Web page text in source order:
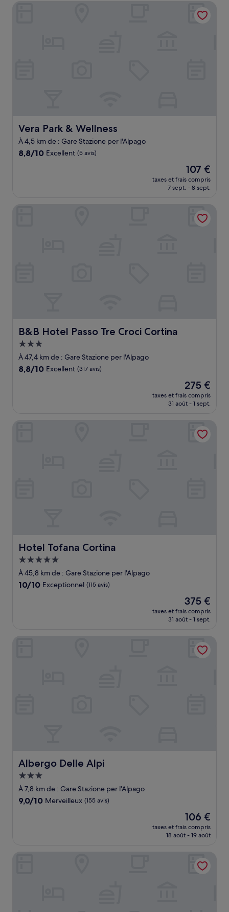
141 €
Vera Park & Wellness
Vera Park & Wellness
À 4,5 km de : Gare Stazione per l'Alpago
8.8
8,8/10 Excellent (5 avis)
Le
nouveau
prix
de
107 €
107 €
taxes et frais compris
7 sept. - 8 sept.
B&B Hotel Passo Tre Croci Cortina
B&B Hotel Passo Tre Croci Cortina
Hébergement
3.0 étoiles
À 47,4 km de : Gare Stazione per l'Alpago
8.8
8,8/10 Excellent (317 avis)
Le
nouveau
prix
de
275 €
275 €
taxes et frais compris
31 août - 1 sept.
Hotel Tofana Cortina
Hotel Tofana Cortina
Hébergement
5.0 étoiles
À 45,8 km de : Gare Stazione per l'Alpago
10.0
10/10 Exceptionnel (115 avis)
Le
nouveau
prix
de
375 €
375 €
taxes et frais compris
31 août - 1 sept.
Albergo Delle Alpi
Albergo Delle Alpi
Hébergement
3.0 étoiles
À 7,8 km de : Gare Stazione per l'Alpago
9.0
9,0/10 Merveilleux (155 avis)
Le
nouveau
prix
de
106 €
106 €
taxes et frais compris
18 août - 19 août